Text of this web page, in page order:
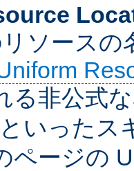
ソース
る非公式
といったス
ページの